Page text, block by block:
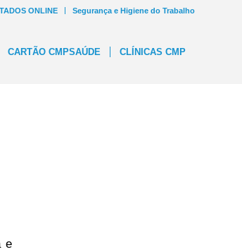
ONLINE Segurança e Higiene do Trabalho
CARTÃO CMPSAÚDE CLÍNICAS CMP
e